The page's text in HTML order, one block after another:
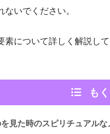
いでください。
素について詳しく解説し
も
見た時のスピリチュアルな